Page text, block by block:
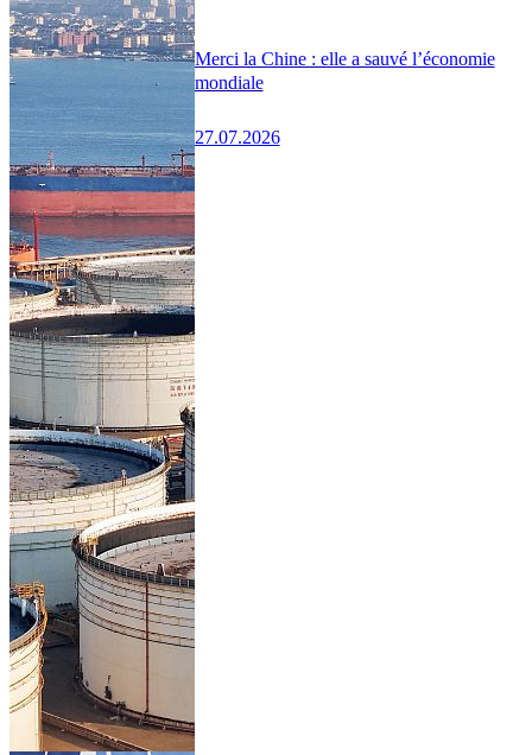
Merci la Chine : elle a sauvé l’économie
mondiale
27.07.2026